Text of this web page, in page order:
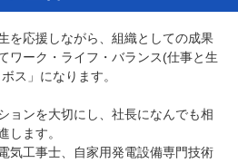
を応援しながら、組織としての成果
ワーク・ライフ・バランス(仕事と生
ス」になります。
ンを大切にし、社長になんでも相
します。
工事士、自家用発電設備専門技術